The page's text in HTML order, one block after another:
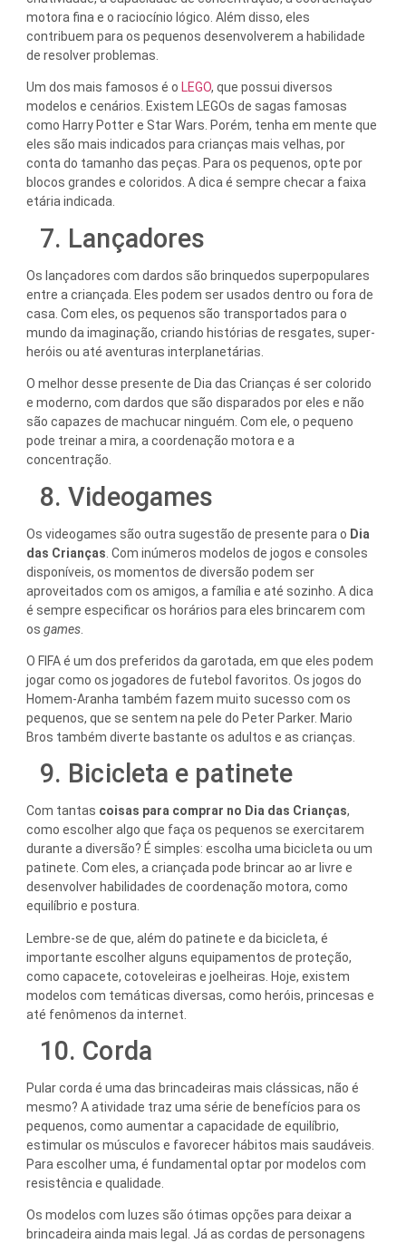
motora fina e o raciocínio lógico. Além disso, eles
contribuem para os pequenos desenvolverem a habilidade
de resolver problemas.
Um dos mais famosos é o LEGO, que possui diversos
modelos e cenários. Existem LEGOs de sagas famosas
como Harry Potter e Star Wars. Porém, tenha em mente que
eles são mais indicados para crianças mais velhas, por
conta do tamanho das peças. Para os pequenos, opte por
blocos grandes e coloridos. A dica é sempre checar a faixa
etária indicada.
7. Lançadores
Os lançadores com dardos são brinquedos superpopulares
entre a criançada. Eles podem ser usados dentro ou fora de
casa. Com eles, os pequenos são transportados para o
mundo da imaginação, criando histórias de resgates, super-
heróis ou até aventuras interplanetárias.
O melhor desse presente de Dia das Crianças é ser colorido
e moderno, com dardos que são disparados por eles e não
são capazes de machucar ninguém. Com ele, o pequeno
pode treinar a mira, a coordenação motora e a
concentração.
8. Videogames
Os videogames são outra sugestão de presente para o Dia
das Crianças . Com inúmeros modelos de jogos e consoles
disponíveis, os momentos de diversão podem ser
aproveitados com os amigos, a família e até sozinho. A dica
é sempre especificar os horários para eles brincarem com
os games
O FIFA é um dos preferidos da garotada, em que eles podem
jogar como os jogadores de futebol favoritos. Os jogos do
Homem-Aranha também fazem muito sucesso com os
pequenos, que se sentem na pele do Peter Parker. Mario
Bros também diverte bastante os adultos e as crianças.
9. Bicicleta e patinete
Com tantas coisas para comprar no Dia das Crianças,
como escolher algo que faça os pequenos se exercitarem
durante a diversão? É simples: escolha uma bicicleta ou um
patinete. Com eles, a criançada pode brincar ao ar livre e
desenvolver habilidades de coordenação motora, como
equilíbrio e postura.
Lembre-se de que, além do patinete e da bicicleta, é
importante escolher alguns equipamentos de proteção,
como capacete, cotoveleiras e joelheiras. Hoje, existem
modelos com temáticas diversas, como heróis, princesas e
até fenômenos da internet.
10. Corda
Pular corda é uma das brincadeiras mais clássicas, não é
mesmo? A atividade traz uma série de benefícios para os
pequenos, como aumentar a capacidade de equilíbrio,
estimular os músculos e favorecer hábitos mais saudáveis.
Para escolher uma, é fundamental optar por modelos com
resistência e qualidade.
Os modelos com luzes são ótimas opções para deixar a
brincadeira ainda mais legal. Já as cordas de personagens